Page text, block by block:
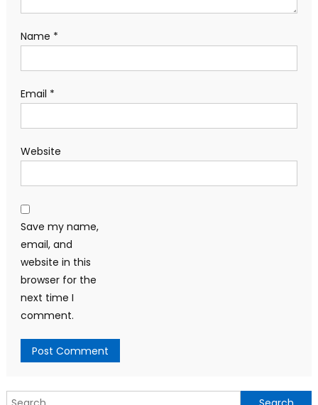
Name *
Email *
Website
Save my name,
email, and
website in this
browser for the
next time I
comment.
Search